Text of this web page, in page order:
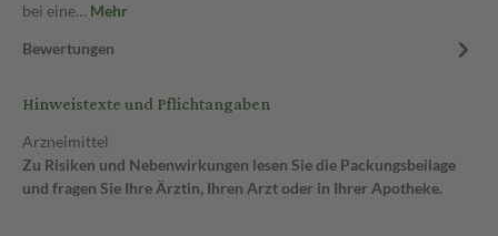
bei eine… Mehr
Bewertungen
Hinweistexte und Pflichtangaben
Arzneimittel
Zu Risiken und Nebenwirkungen lesen Sie die Packungsbeilage
und fragen Sie Ihre Ärztin, Ihren Arzt oder in Ihrer Apotheke.